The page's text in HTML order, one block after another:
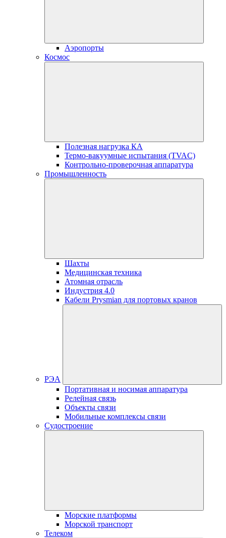
Аэропорты
Космос
Полезная нагрузка КА
Термо-вакуумные испытания (TVAC)
Контрольно-проверочная аппаратура
Промышленность
Шахты
Медицинская техника
Атомная отрасль
Индустрия 4.0
Кабели Prysmian для портовых кранов
РЭА
Портативная и носимая аппаратура
Релейная связь
Объекты связи
Мобильные комплексы связи
Судостроение
Морские платформы
Морской транспорт
Телеком